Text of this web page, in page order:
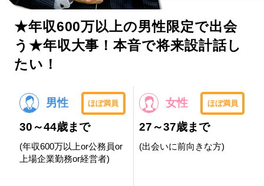
★年収600万以上の男性限定で出会
う★年収大事！本音で将来設計話し
たい！
男性 ほぼ満員
30～44歳まで
(年収600万以上or公務員or
上場企業勤務or経営者)
女性 ほぼ満員
27～37歳まで
(出会いに前向きな方)